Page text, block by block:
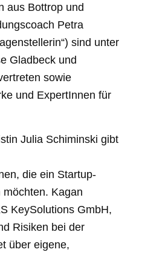
aus Bottrop und
Petra
sind unter
Gladbeck und
sowie
und ExpertInnen für
Julia Schiminski gibt
die ein Startup-
Kagan
KeySolutions GmbH,
Risiken bei der
über eigene,